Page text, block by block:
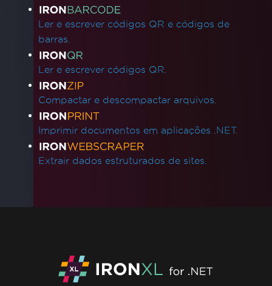
Ler e escrever códigos QR e códigos de
barras.
Ler e escrever códigos QR.
Compactar e descompactar arquivos.
Imprimir documentos em aplicações .NET.
Extrair dados estruturados de sites.